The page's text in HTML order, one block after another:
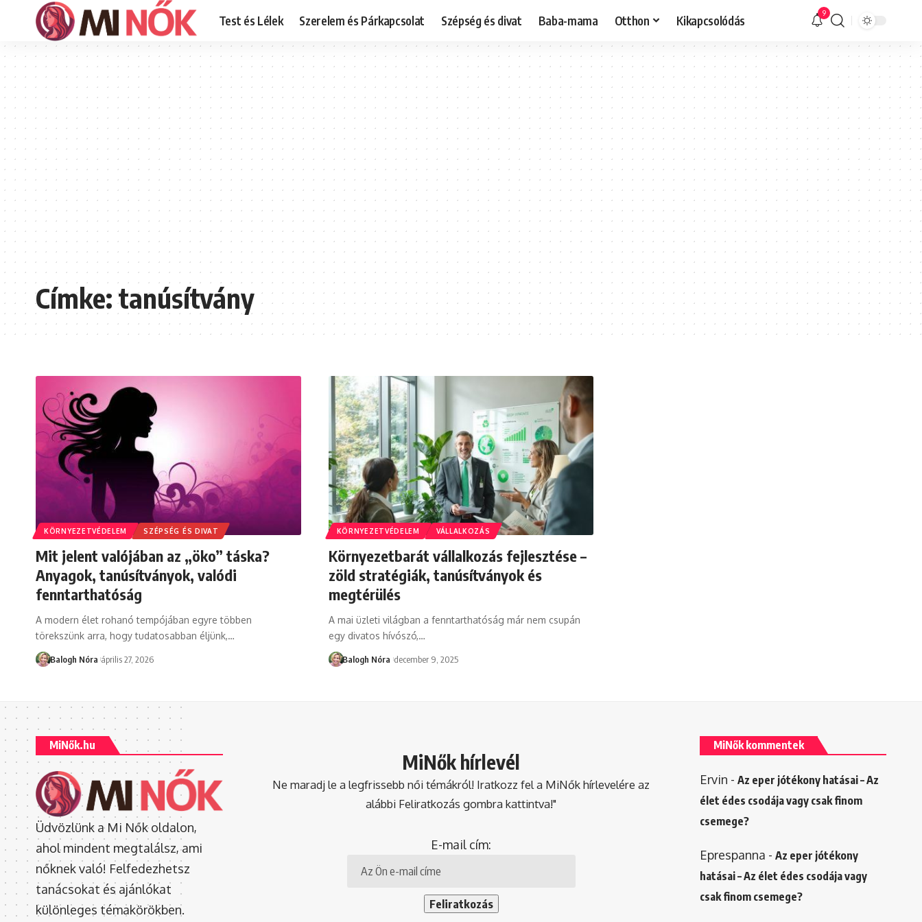
Test és Lélek Szerelem és Párkapcsolat Szépség és divat Baba-mama Otthon Kikapcsolódás 9
Címke:tanúsítvány
KÖRNYEZETVÉDELEM SZÉPSÉG ÉS DIVAT
Mit jelent valójában az „öko” táska?
Anyagok, tanúsítványok, valódi
fenntarthatóság
A modern élet rohanó tempójában egyre többen
törekszünk arra, hogy tudatosabban éljünk,…
Balogh Nóra április 27, 2026
KÖRNYEZETVÉDELEM VÁLLALKOZÁS
Környezetbarát vállalkozás fejlesztése –
zöld stratégiák, tanúsítványok és
megtérülés
A mai üzleti világban a fenntarthatóság már nem csupán
egy divatos hívószó,…
Balogh Nóra december 9, 2025
MiNők.hu
Üdvözlünk a Mi Nők oldalon,
ahol mindent megtalálsz, ami
nőknek való! Felfedezhetsz
tanácsokat és ajánlókat
különleges témakörökben.
MiNők hírlevél
Ne maradj le a legfrissebb női témákról! Iratkozz fel a MiNők hírlevelére az
alábbi Feliratkozás gombra kattintva!"
E-mail cím:
MiNők kommentek
Ervin - Az eper jótékony hatásai – Az
élet édes csodája vagy csak finom
csemege?
Eprespanna - Az eper jótékony
hatásai – Az élet édes csodája vagy
csak finom csemege?